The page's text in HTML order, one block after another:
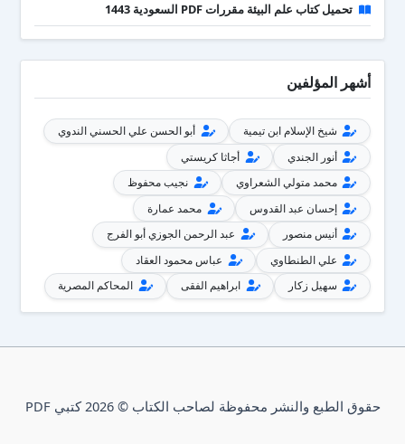
تحميل كتاب علم البيئة مقررات PDF السعودية 1443
أشهر المؤلفين
شيخ الإسلام ابن تيمية
أبو الحسن علي الحسني الندوي
أنور الجندي
أجاثا كريستي
محمد متولي الشعراوي
نجيب محفوظ
إحسان عبد القدوس
محمد عمارة
أنيس منصور
عبد الرحمن الجوزي أبو الفرج
علي الطنطاوي
عباس محمود العقاد
سهيل زكار
ابراهيم الفقى المحاكم المصرية
حقوق الطبع والنشر محفوظة لصاحب الكتاب © 2026 كتبي PDF